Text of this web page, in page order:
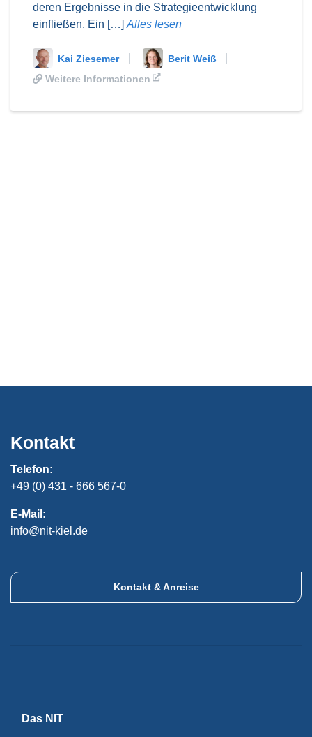
deren Ergebnisse in die Strategieentwicklung
einfließen. Ein […] Alles lesen
Kai Ziesemer
Berit Weiß
Weitere Informationen
Das NIT
Kontakt
Telefon:
+49 (0) 431 - 666 567-0
E-Mail:
info@nit-kiel.de
Kontakt & Anreise